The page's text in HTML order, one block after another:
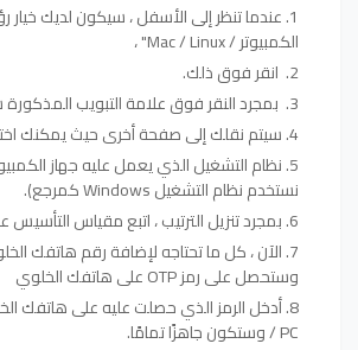
عندما تنظر إلى الأسفل ، سيكون لديك خيار
الكمبيوتر / Mac / Linux" ،
انقر فوق ذلك.
بمجرد النقر فوق علامة التبويب المذكورة
سيتم نقلك إلى صفحة أخرى حيث يمكنك
نظام التشغيل الذي يعمل عليه جهاز
نستخدم نظام التشغيل Windows كمرجع).
بمجرد تنزيل الترتيب ، اتبع مقياس
الآن ، كل ما تحتاجه لإضافة رقم هاتفك
وستحصل على رمز OTP على هاتفك الخلوي
/ PC وستكون جاهزًا تمامًا.